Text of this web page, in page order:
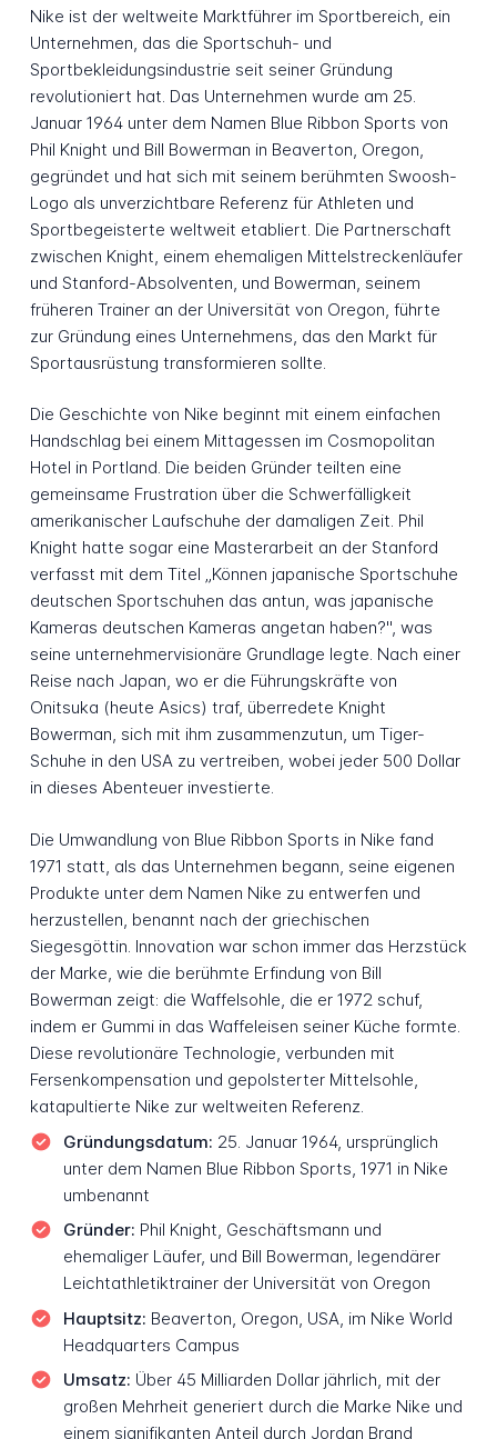
Nike ist der weltweite Marktführer im Sportbereich, ein
Unternehmen, das die Sportschuh- und
Sportbekleidungsindustrie seit seiner Gründung
revolutioniert hat. Das Unternehmen wurde am 25.
Januar 1964 unter dem Namen Blue Ribbon Sports von
Phil Knight und Bill Bowerman in Beaverton, Oregon,
gegründet und hat sich mit seinem berühmten Swoosh-
Logo als unverzichtbare Referenz für Athleten und
Sportbegeisterte weltweit etabliert. Die Partnerschaft
zwischen Knight, einem ehemaligen Mittelstreckenläufer
und Stanford-Absolventen, und Bowerman, seinem
früheren Trainer an der Universität von Oregon, führte
zur Gründung eines Unternehmens, das den Markt für
Sportausrüstung transformieren sollte.
Die Geschichte von Nike beginnt mit einem einfachen
Handschlag bei einem Mittagessen im Cosmopolitan
Hotel in Portland. Die beiden Gründer teilten eine
gemeinsame Frustration über die Schwerfälligkeit
amerikanischer Laufschuhe der damaligen Zeit. Phil
Knight hatte sogar eine Masterarbeit an der Stanford
verfasst mit dem Titel „Können japanische Sportschuhe
deutschen Sportschuhen das antun, was japanische
Kameras deutschen Kameras angetan haben?", was
seine unternehmervisionäre Grundlage legte. Nach einer
Reise nach Japan, wo er die Führungskräfte von
Onitsuka (heute Asics) traf, überredete Knight
Bowerman, sich mit ihm zusammenzutun, um Tiger-
Schuhe in den USA zu vertreiben, wobei jeder 500 Dollar
in dieses Abenteuer investierte.
Die Umwandlung von Blue Ribbon Sports in Nike fand
1971 statt, als das Unternehmen begann, seine eigenen
Produkte unter dem Namen Nike zu entwerfen und
herzustellen, benannt nach der griechischen
Siegesgöttin. Innovation war schon immer das Herzstück
der Marke, wie die berühmte Erfindung von Bill
Bowerman zeigt: die Waffelsohle, die er 1972 schuf,
indem er Gummi in das Waffeleisen seiner Küche formte.
Diese revolutionäre Technologie, verbunden mit
Fersenkompensation und gepolsterter Mittelsohle,
katapultierte Nike zur weltweiten Referenz.
Gründungsdatum: 25. Januar 1964, ursprünglich
unter dem Namen Blue Ribbon Sports, 1971 in Nike
umbenannt
Gründer: Phil Knight, Geschäftsmann und
ehemaliger Läufer, und Bill Bowerman, legendärer
Leichtathletiktrainer der Universität von Oregon
Hauptsitz: Beaverton, Oregon, USA, im Nike World
Headquarters Campus
Umsatz: Über 45 Milliarden Dollar jährlich, mit der
großen Mehrheit generiert durch die Marke Nike und
einem signifikanten Anteil durch Jordan Brand